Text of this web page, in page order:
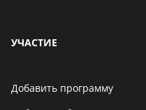
УЧАСТИЕ
Добавить программу